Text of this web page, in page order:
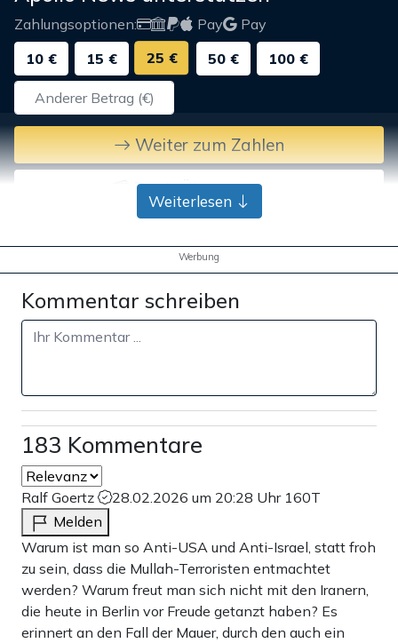
Zahlungsoptionen: Pay
Pay
10 €
15 € 25 € 50 € 100 €
Weiter zum Zahlen
Bank-Überweisung
Weiterlesen
Werbung
Kommentar schreiben
183 Kommentare
Ralf Goertz 28.02.2026 um 20:28 Uhr 160T
Melden
Warum ist man so Anti-USA und Anti-Israel, statt froh
zu sein, dass die Mullah-Terroristen entmachtet
werden? Warum freut man sich nicht mit den Iranern,
die heute in Berlin vor Freude getanzt haben? Es
erinnert an den Fall der Mauer, durch den auch ein